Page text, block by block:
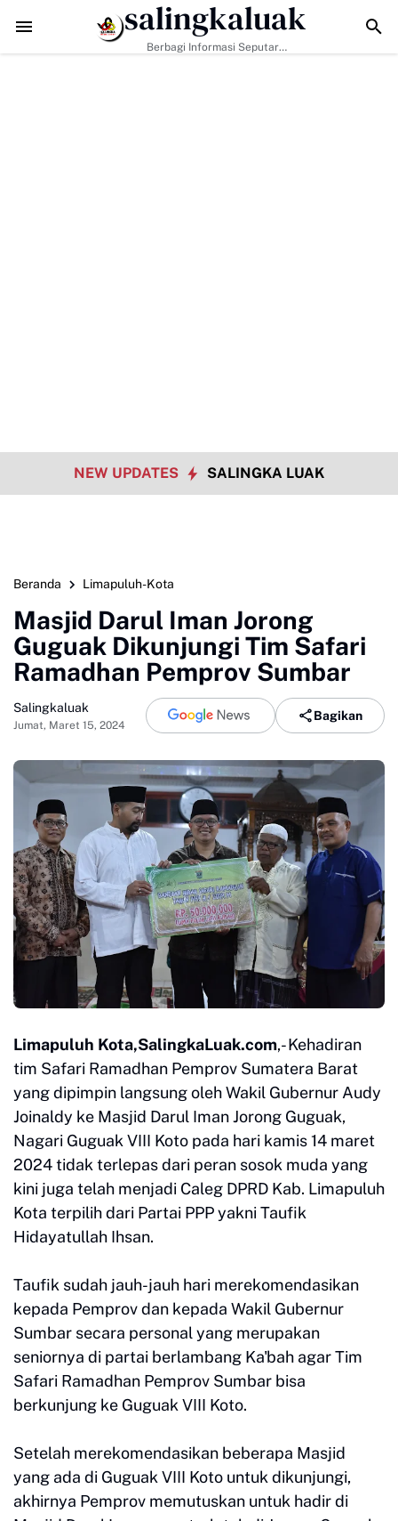
Tak Hanya Bangun Jalan, Bekali Warga Buluh Kasok dengan
salingkaluak
Berbagi Informasi Seputar
NEW UPDATES SALINGKA LUAK
Beranda Limapuluh-Kota
Masjid Darul Iman Jorong
Guguak Dikunjungi Tim Safari
Ramadhan Pemprov Sumbar
Salingkaluak
Jumat, Maret 15, 2024
Bagikan
Limapuluh Kota,SalingkaLuak.com,- Kehadiran
tim Safari Ramadhan Pemprov Sumatera Barat
yang dipimpin langsung oleh Wakil Gubernur Audy
Joinaldy ke Masjid Darul Iman Jorong Guguak,
Nagari Guguak VIII Koto pada hari kamis 14 maret
2024 tidak terlepas dari peran sosok muda yang
kini juga telah menjadi Caleg DPRD Kab. Limapuluh
Kota terpilih dari Partai PPP yakni Taufik
Hidayatullah Ihsan.
Taufik sudah jauh-jauh hari merekomendasikan
kepada Pemprov dan kepada Wakil Gubernur
Sumbar secara personal yang merupakan
seniornya di partai berlambang Ka'bah agar Tim
Safari Ramadhan Pemprov Sumbar bisa
berkunjung ke Guguak VIII Koto.
Setelah merekomendasikan beberapa Masjid
yang ada di Guguak VIII Koto untuk dikunjungi,
akhirnya Pemprov memutuskan untuk hadir di